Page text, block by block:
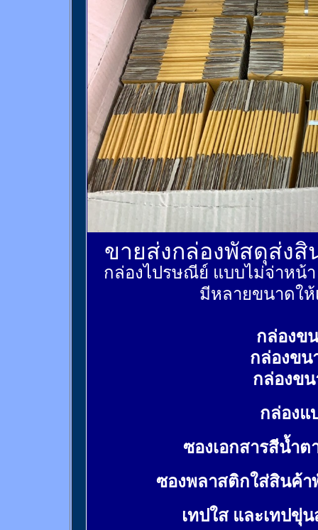
ขายส่งกล่องพัสดุส่ง
กล่องไปรษณีย์ แบบไม่จ่าหน้
มีหลายขนาดให้
กล่องข
กล่องขน
กล่องข
กล่องแ
ซองเอกสารสีน้ำต
ซองพลาสติกใส่สินค้า
เทปใส และเทปขุ่